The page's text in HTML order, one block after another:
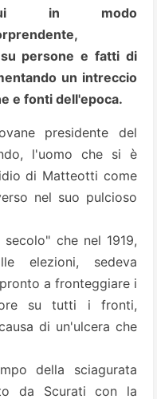
in modo
persone e fatti di
un intreccio
e fonti dell'epoca.
presidente del
l'uomo che si è
di Matteotti come
nel suo pulcioso
che nel 1919,
elezioni, sedeva
a fronteggiare i
su tutti i fronti,
di un'ulcera che
della sciagurata
da Scurati con la